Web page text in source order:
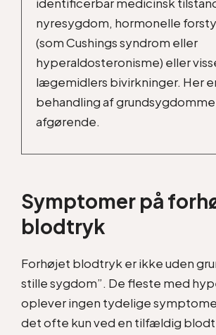
nyresygdom, hormonelle
(som Cushings syndrom eller
hyperaldosteronisme) eller
lægemidlers bivirkninger. Her
behandling af
afgørende.
Symptomer på
blodtryk
Forhøjet blodtryk er ikke uden
stille sygdom”. De fleste med
oplever ingen tydelige
det ofte kun ved en tilfældig